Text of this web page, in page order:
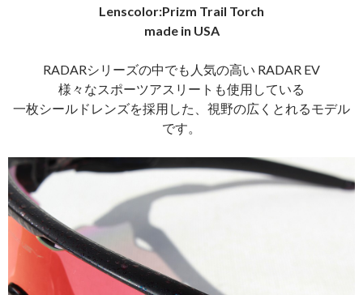
Lenscolor:Prizm Trail Torch
made in USA
RADARシリーズの中でも人気の高い RADAR EV
様々なスポーツアスリートも使用している
一枚シールドレンズを採用した、視野の広くとれるモデル
です。